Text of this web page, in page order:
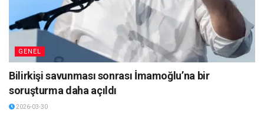
GENEL
Bilirkişi savunması sonrası İmamoğlu’na bir
soruşturma daha açıldı
2026-03-30